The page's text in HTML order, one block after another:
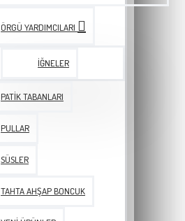
ÖRGÜ YARDIMCILARI
İĞNELER
PATIK TABANLARI
PULLAR
SÜSLER
TAHTA AHŞAP BONCUK